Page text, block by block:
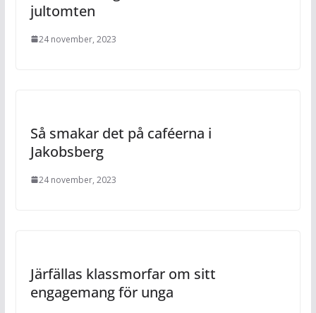
jultomten
24 november, 2023
Så smakar det på caféerna i
Jakobsberg
24 november, 2023
Järfällas klassmorfar om sitt
engagemang för unga